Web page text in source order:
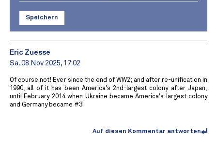
Speichern
Eric Zuesse
Sa. 08 Nov 2025, 17:02
Of course not! Ever since the end of WW2; and after re-unification in
1990, all of it has been America's 2nd-largest colony after Japan,
until February 2014 when Ukraine became America's largest colony
and Germany became #3.
Auf diesen Kommentar antworten